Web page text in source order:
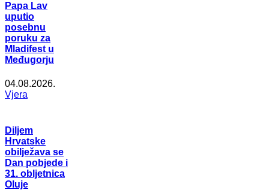
Papa Lav
uputio
posebnu
poruku za
Mladifest u
Međugorju
04.08.2026.
Vjera
Diljem
Hrvatske
obilježava se
Dan pobjede i
31. obljetnica
Oluje